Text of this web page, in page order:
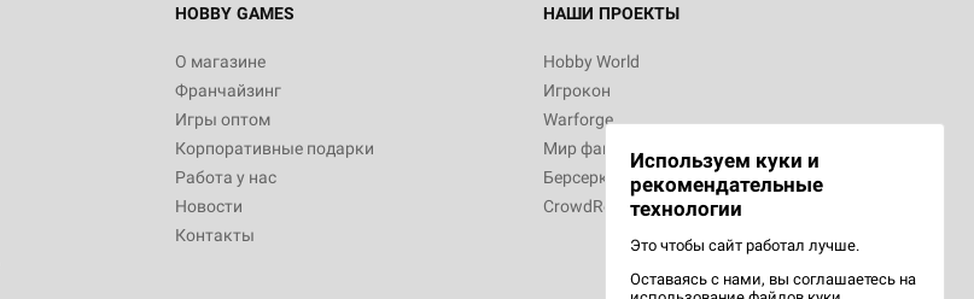
HOBBY GAMES
О магазине
Франчайзинг
Игры оптом
Корпоративные подарки
Работа у нас
Новости
Контакты
НАШИ ПРОЕКТЫ
Hobby World
Игрокон
Warforge
Мир фантастики
Берсерк
CrowdRepublic
Используем куки и
рекомендательные
технологии
Это чтобы сайт работал лучше.
Оставаясь с нами, вы соглашаетесь на